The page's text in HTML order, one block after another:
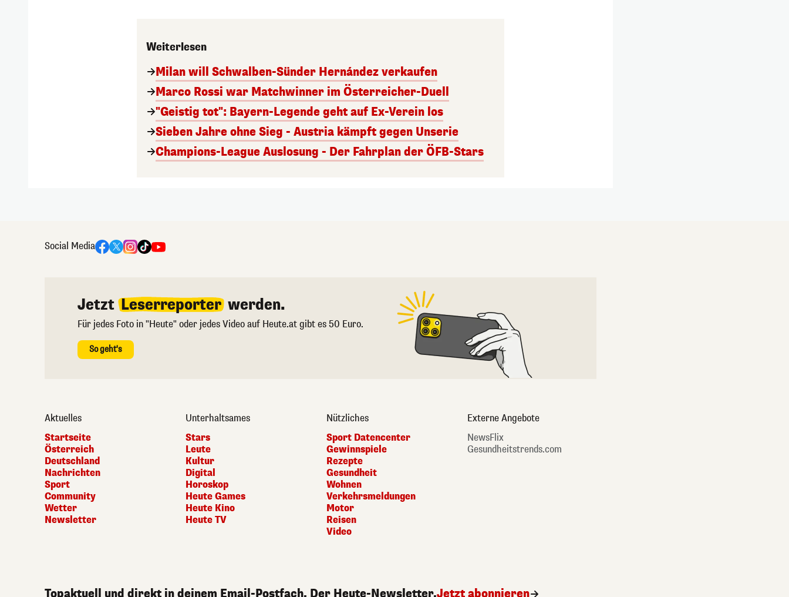
Weiterlesen
Milan will Schwalben-Sünder Hernández verkaufen
Marco Rossi war Matchwinner im Österreicher-Duell
"Geistig tot": Bayern-Legende geht auf Ex-Verein los
Sieben Jahre ohne Sieg - Austria kämpft gegen Unserie
Champions-League Auslosung - Der Fahrplan der ÖFB-Stars
Social Media
Jetzt Leserreporter werden.
Für jedes Foto in "Heute" oder jedes Video auf Heute.at gibt es 50 Euro.
So geht's
Aktuelles
Startseite
Österreich
Deutschland
Nachrichten
Sport
Community
Wetter
Newsletter
Unterhaltsames
Stars
Leute
Kultur
Digital
Horoskop
Heute Games
Heute Kino
Heute TV
Nützliches
Sport Datencenter
Gewinnspiele
Rezepte
Gesundheit
Wohnen
Verkehrsmeldungen
Motor
Reisen
Video
Externe Angebote
NewsFlix
Gesundheitstrends.com
Topaktuell und direkt in deinem Email-Postfach. Der Heute-Newsletter.Jetzt abonnieren